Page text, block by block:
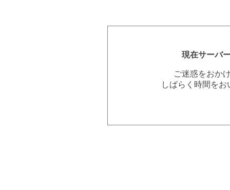
現在サーバ
ご迷惑をおか
しばらく時間を